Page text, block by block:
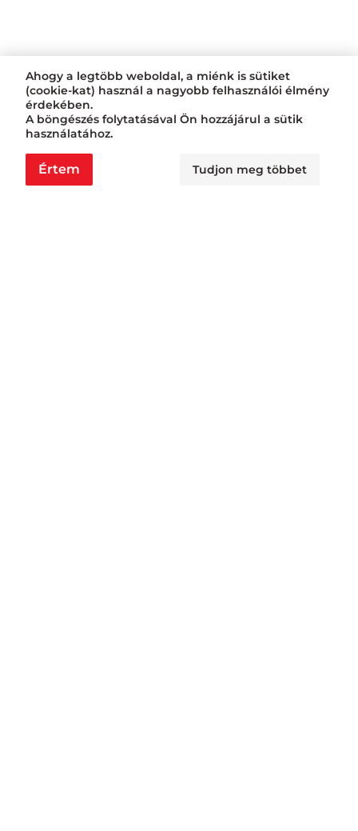
Ahogy a legtöbb weboldal, a miénk is sütiket
(cookie-kat) használ a nagyobb felhasználói élmény
érdekében.
A böngészés folytatásával Ön hozzájárul a sütik
használatához.
Értem Tudjon meg többet